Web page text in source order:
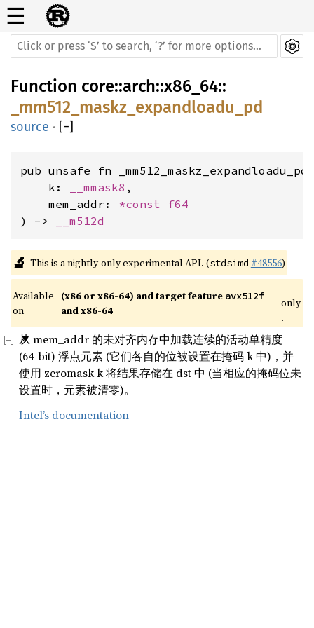
☰
Function core::arch::x86_64::
_mm512_maskz_expandloadu_pd
source · [−]
pub unsafe fn _mm512_maskz_expandloadu_pd(
    k:
__mmask8 ,
    mem_addr:
*const f64
) ->
__m512d
🔬 This is a nightly-only experimental API. (stdsimd #48556)
Available
on
(x86 or x86-64) and target feature avx512f
and x86-64
only
.
从 mem_addr 的未对齐内存中加载连续的活动单精度
(64-bit) 浮点元素 (它们各自的位被设置在掩码 k 中)，并
使用 zeromask k 将结果存储在 dst 中 (当相应的掩码位未
设置时，元素被清零)。
Intel’s documentation